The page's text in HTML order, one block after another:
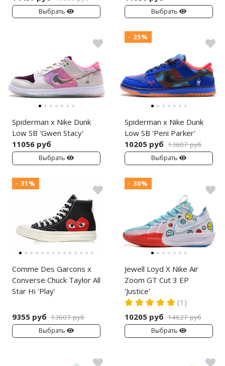
Выбрать Выбрать
Spiderman x Nike Dunk
Low SB 'Gwen Stacy'
11056 руб
Выбрать
- 25%
Spiderman x Nike Dunk
Low SB 'Peni Parker'
10205 руб 13607 руб
Выбрать
- 31%
Comme Des Garcons x
Converse Chuck Taylor All
Star Hi 'Play'
9355 руб 13607 руб
Выбрать
- 30%
Jewell Loyd X Nike Air
Zoom GT Cut 3 EP
'Justice'
(1)
10205 руб 14627 руб
Выбрать